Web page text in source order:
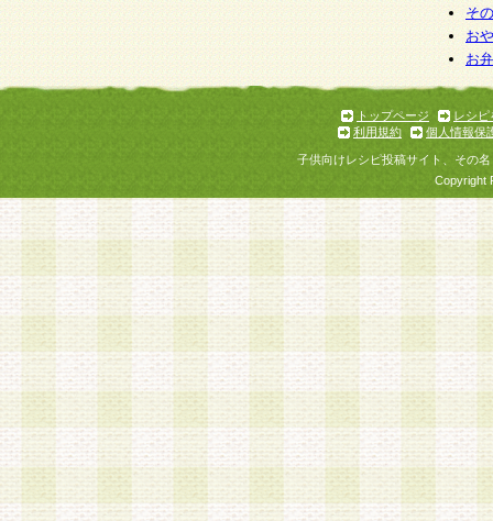
そ
お
お
トップページ
レシピ
利用規約
個人情報保
子供向けレシピ投稿サイト、その
Copyright